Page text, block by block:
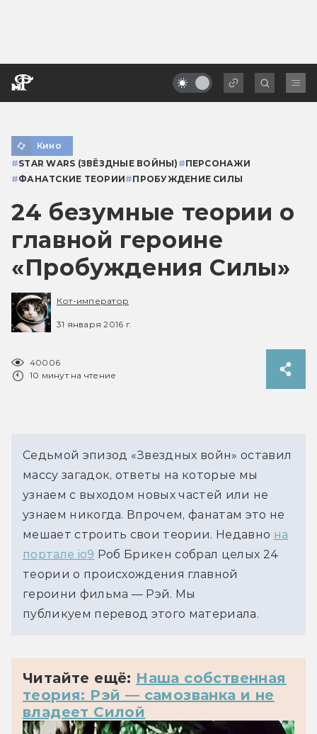
Кино
#STAR WARS (ЗВЁЗДНЫЕ ВОЙНЫ) #ПЕРСОНАЖИ
#ФАНАТСКИЕ ТЕОРИИ#ПРОБУЖДЕНИЕ СИЛЫ
24 безумные теории о
главной героине
«Пробуждения Силы»
Кот-император
31 января 2016 г.
40006
10 минут на чтение
Седьмой эпизод «Звездных войн» оставил
массу загадок, ответы на которые мы
узнаем с выходом новых частей или не
узнаем никогда. Впрочем, фанатам это не
мешает строить свои теории. Недавно на
портале io9 Роб Брикен собрал целых 24
теории о происхождения главной
героини фильма — Рэй. Мы
публикуем перевод этого материала.
Читайте ещё: Наша собственная
теория: Рэй — самозванка и не
владеет Силой